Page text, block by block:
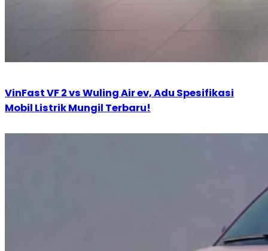
VinFast VF 2 vs Wuling Air ev, Adu Spesifikasi
Mobil Listrik Mungil Terbaru!